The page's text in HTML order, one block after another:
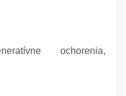
ochorenia,